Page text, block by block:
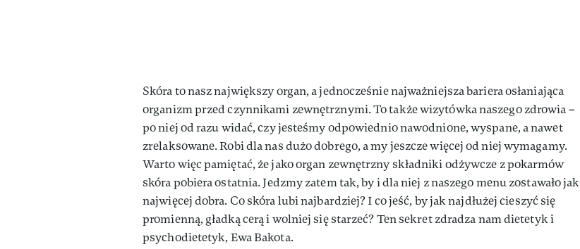
Skóra to nasz największy organ, a jednocześnie najważniejsza bariera osłaniająca
organizm przed czynnikami zewnętrznymi. To także wizytówka naszego zdrowia –
po niej od razu widać, czy jesteśmy odpowiednio nawodnione, wyspane, a nawet
zrelaksowane. Robi dla nas dużo dobrego, a my jeszcze więcej od niej wymagamy.
Warto więc pamiętać, że jako organ zewnętrzny składniki odżywcze z pokarmów
skóra pobiera ostatnia. Jedzmy zatem tak, by i dla niej z naszego menu zostawało jak
najwięcej dobra. Co skóra lubi najbardziej? I co jeść, by jak najdłużej cieszyć się
promienną, gładką cerą i wolniej się starzeć? Ten sekret zdradza nam dietetyk i
psychodietetyk, Ewa Bakota.